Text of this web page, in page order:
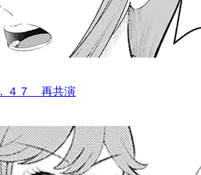
４７ 再共演